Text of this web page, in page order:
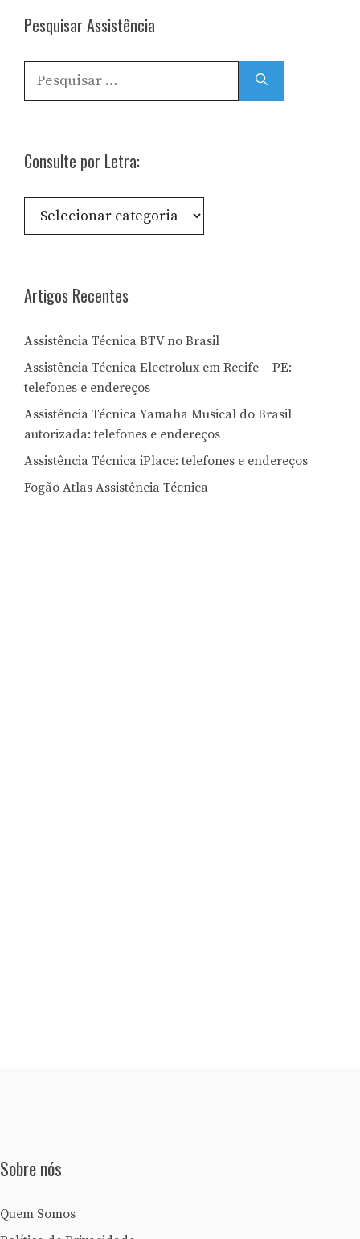
Pesquisar Assistência
Pesquisar
por:
Consulte por Letra:
Consulte
Artigos Recentes
Assistência Técnica BTV no Brasil
Assistência Técnica Electrolux em Recife – PE:
telefones e endereços
Assistência Técnica Yamaha Musical do Brasil
autorizada: telefones e endereços
Assistência Técnica iPlace: telefones e endereços
Fogão Atlas Assistência Técnica
Sobre nós
Quem Somos